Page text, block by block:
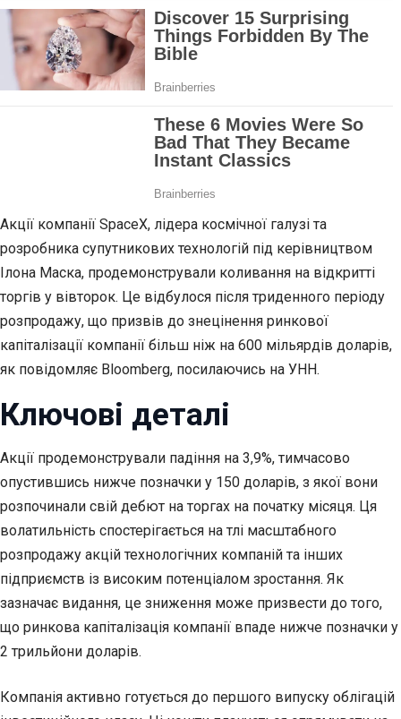
Акції компанії SpaceX, лідера космічної галузі та
розробника супутникових технологій під керівництвом
Ілона Маска, продемонстрували коливання на відкритті
торгів у вівторок. Це відбулося після триденного періоду
розпродажу, що призвів до знецінення ринкової
капіталізації компанії більш ніж на 600 мільярдів доларів,
як повідомляє Bloomberg, посилаючись на УНН.
Ключові деталі
Акції продемонстрували падіння на 3,9%, тимчасово
опустившись нижче позначки у 150 доларів, з якої вони
розпочинали свій дебют на торгах на початку місяця. Ця
волатильність спостерігається на тлі масштабного
розпродажу акцій технологічних компаній та інших
підприємств із високим потенціалом зростання. Як
зазначає видання, це зниження може призвести до того,
що ринкова капіталізація компанії впаде нижче позначки у
2 трильйони доларів.
Компанія активно готується до першого випуску облігацій